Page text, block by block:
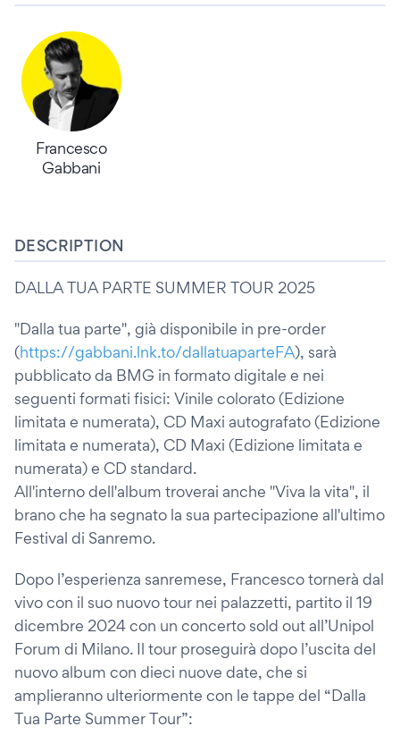
Francesco
Gabbani
DESCRIPTION
DALLA TUA PARTE SUMMER TOUR 2025
"Dalla tua parte", già disponibile in pre-order
(https://gabbani.lnk.to/dallatuaparteFA), sarà
pubblicato da BMG in formato digitale e nei
seguenti formati fisici: Vinile colorato (Edizione
limitata e numerata), CD Maxi autografato (Edizione
limitata e numerata), CD Maxi (Edizione limitata e
numerata) e CD standard.
All'interno dell'album troverai anche "Viva la vita", il
brano che ha segnato la sua partecipazione all'ultimo
Festival di Sanremo.
Dopo l’esperienza sanremese, Francesco tornerà dal
vivo con il suo nuovo tour nei palazzetti, partito il 19
dicembre 2024 con un concerto sold out all’Unipol
Forum di Milano. Il tour proseguirà dopo l’uscita del
nuovo album con dieci nuove date, che si
amplieranno ulteriormente con le tappe del “Dalla
Tua Parte Summer Tour”: